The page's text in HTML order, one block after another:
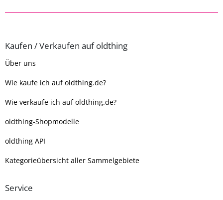
Kaufen / Verkaufen auf oldthing
Über uns
Wie kaufe ich auf oldthing.de?
Wie verkaufe ich auf oldthing.de?
oldthing-Shopmodelle
oldthing API
Kategorieübersicht aller Sammelgebiete
Service